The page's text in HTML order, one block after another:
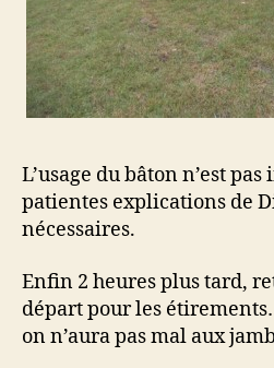
L’usage du bâton n’est
patientes explications de
nécessaires.
Enfin 2 heures plus tard,
départ pour les
on n’aura pas mal aux